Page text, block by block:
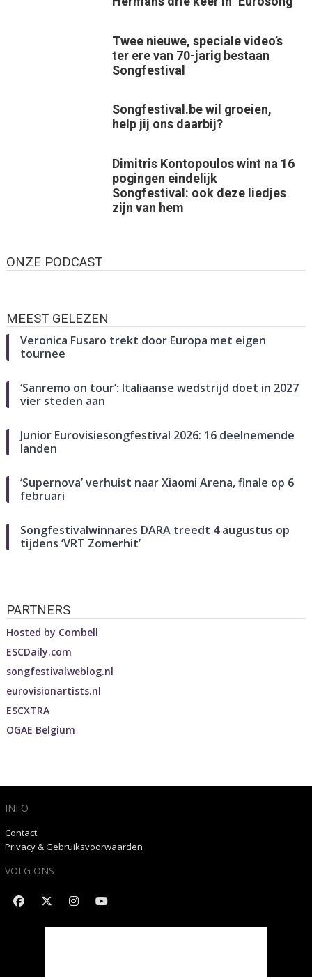
Twee nieuwe, speciale video’s
ter ere van 70-jarig bestaan
Songfestival
Songfestival.be wil groeien,
help jij ons daarbij?
Dimitris Kontopoulos wint na 16
pogingen eindelijk
Songfestival: ook deze liedjes
zijn van hem
ONZE PODCAST
MEEST GELEZEN
Veronica Fusaro trekt door Europa met eigen
tournee
‘Sanremo on tour’: Italiaanse wedstrijd doet in 2027
vier steden aan
Junior Eurovisiesongfestival 2026: 16 deelnemende
landen
‘Supernova’ verhuist naar Xiaomi Arena, finale op 6
februari
Songfestivalwinnares DARA treedt 4 augustus op
tijdens ‘VRT Zomerhit’
PARTNERS
Hosted by Combell
ESCDaily.com
songfestivalweblog.nl
eurovisionartists.nl
ESCXTRA
OGAE Belgium
INFO
Contact
Privacy & Gebruiksvoorwaarden
VOLG ONS